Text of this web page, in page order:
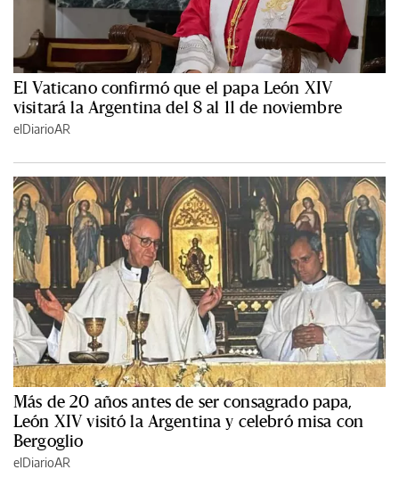
El Vaticano confirmó que el papa León XIV
visitará la Argentina del 8 al 11 de noviembre
elDiarioAR
Más de 20 años antes de ser consagrado papa,
León XIV visitó la Argentina y celebró misa con
Bergoglio
elDiarioAR